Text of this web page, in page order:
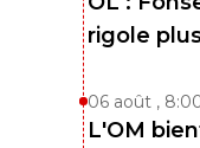
rigole
06 août ,
L'OM